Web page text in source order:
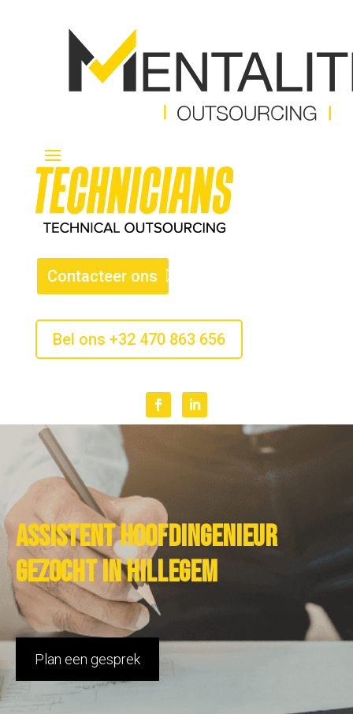
Contacteer ons
Bel ons +32 470 863 656
Assistent hoofdingenieur
gezocht in Hillegem
Plan een gesprek